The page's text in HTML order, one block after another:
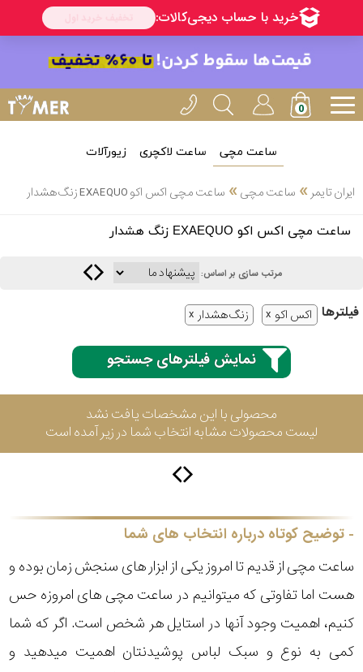
ساعت مچی ساعت لاکچری زیورآلات
ایران تایمر » ساعت مچی» ساعت مچی اکس اکو EXAEQUO زنگ هشدار
ساعت مچی اکس اکو EXAEQUO زنگ هشدار
مرتب سازی بر اساس:
فیلتر‌ها اکس اکو زنگ هشدار
نمایش فیلترهای جستجو
محصولی با این مشخصات یافت نشد
لیست محصولات مشابه انتخاب شما در زیر آمده است
توضیح کوتاه درباره انتخاب های شما
ساعت مچی از قدیم تا امروز یکی از ابزار های سنجش زمان بوده و
هست اما تفاوتی که میتوانیم در ساعت مچی های امروزه حس
کنیم، اهمیت وجود آنها در استایل هر شخص است. اگر که شما
کمی به نوع و سبک لباس پوشیدنتان اهمیت میدهید و
بین 3
عدد
ساعته
جگوار
جنسیت